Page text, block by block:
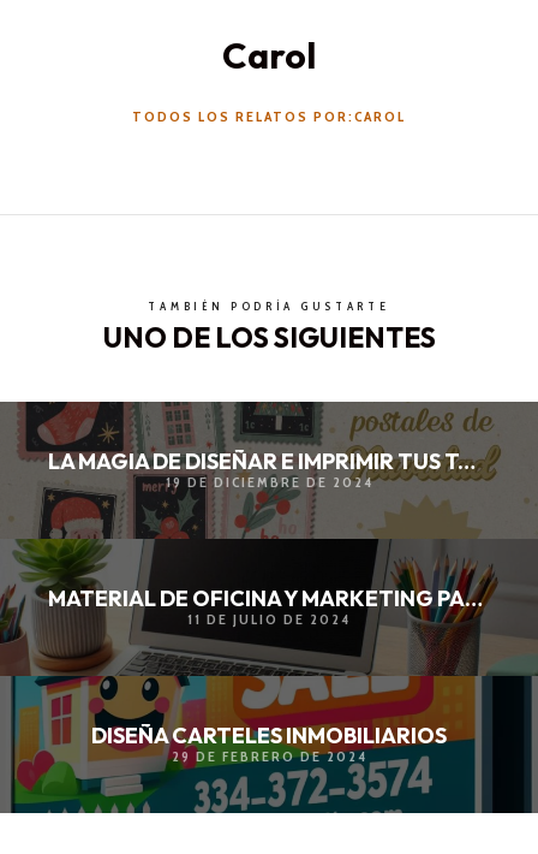
Carol
TODOS LOS RELATOS POR:CAROL
TAMBIÉN PODRÍA GUSTARTE
UNO DE LOS SIGUIENTES
LA MAGIA DE DISEÑAR E IMPRIMIR TUS TARJETAS POSTALES NAVIDEÑAS
19 DE DICIEMBRE DE 2024
MATERIAL DE OFICINA Y MARKETING PARA TU NEGOCIO
11 DE JULIO DE 2024
DISEÑA CARTELES INMOBILIARIOS
29 DE FEBRERO DE 2024